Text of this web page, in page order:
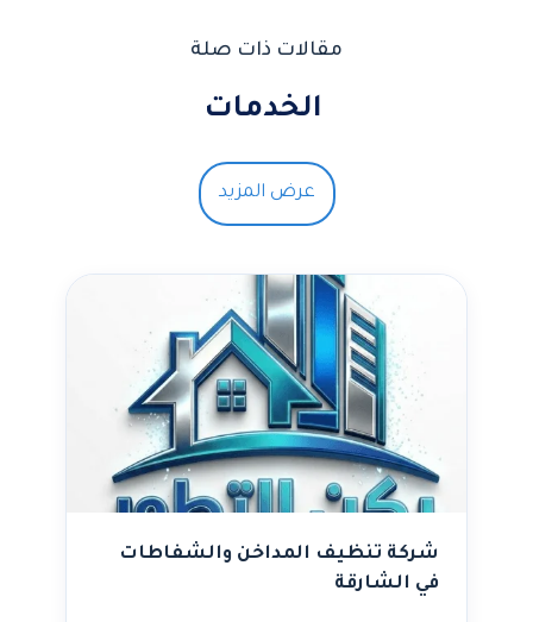
مقالات ذات صلة
الخدمات
عرض المزيد
شركة تنظيف المداخن والشفاطات
في الشارقة